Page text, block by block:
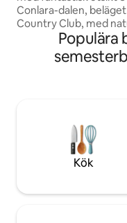
Conlara-dalen,
Country Club, med
vandringsleder och
Huset har ett sovrum
och jacuzzi på
och vidsträckt öppen
ett perfekt ställe för
och unika solnedgångar.
Populära
Kök